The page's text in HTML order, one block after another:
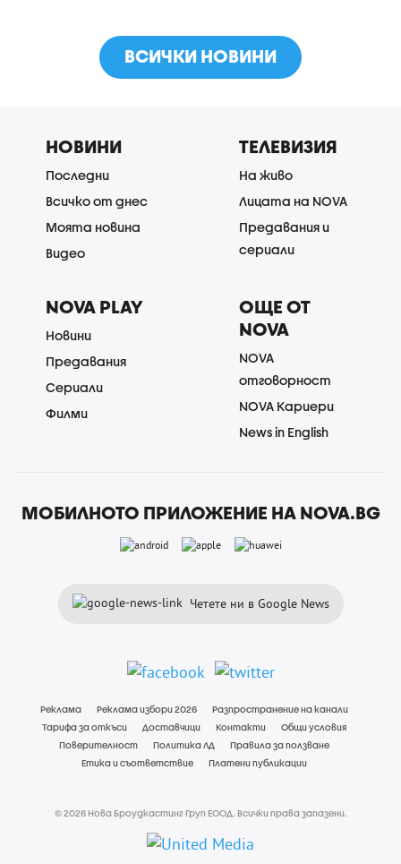
ВСИЧКИ НОВИНИ
НОВИНИ
Последни
Всичко от днес
Моята новина
Видео
ТЕЛЕВИЗИЯ
На живо
Лицата на NOVA
Предавания и
сериали
NOVA PLAY
Новини
Предавания
Сериали
Филми
ОЩЕ ОТ
NOVA
NOVA
отговорност
NOVA Кариери
News in English
МОБИЛНОТО ПРИЛОЖЕНИЕ НА NOVA.BG
Четете ни в Google News
Реклама Реклама избори 2026
Разпространение на канали
Тарифа за откъси
Доставчици Контакти
Общи условия
Поверителност
Политика ЛД
Правила за ползване
Етика и съответствие
Платени публикации
© 2026 Нова Броудкастинг Груп ЕООД. Всички права запазени.